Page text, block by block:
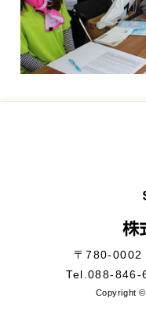
〒780-0002
Tel.088-846-
Copyright ©